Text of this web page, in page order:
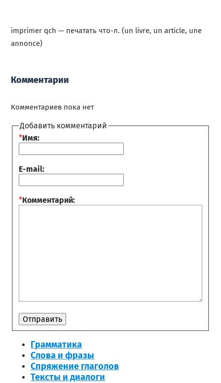
imprimer qch — печатать что-л. (un livre, un article, une
annonce)
Комментарии
Комментариев пока нет
Добавить комментарий
*Имя:
E-mail:
*Комментарий:
Грамматика
Слова и фразы
Спряжение глаголов
Тексты и диалоги